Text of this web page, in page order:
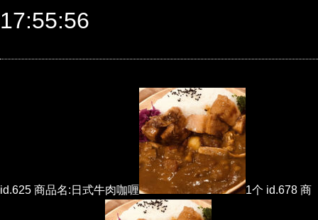
17:55:56
id.625 商品名:日式牛肉咖喱 1个 id.678 商